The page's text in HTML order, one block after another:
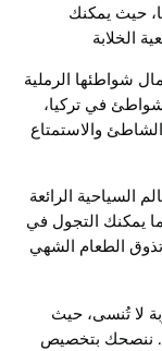
حيث يمكنك
الخلابة
شواطئها الرملية
في تركيا،
والاستمتاع
السياحية الرائعة
يمكنك التجول في
الطعام الشهي
لا تُنسى، حيث
ننصحك بتخصيص